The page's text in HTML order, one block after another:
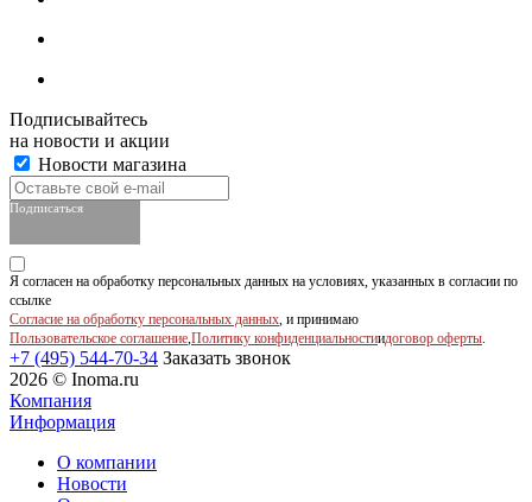
Подписывайтесь
на новости и акции
Новости магазина
Подписаться
Я согласен на обработку персональных данных на условиях, указанных в согласии по
ссылке
Согласие на обработку персональных данных, и принимаю
Пользовательское соглашение,Политику конфиденциальностиидоговор оферты.
+7 (495) 544-70-34 Заказать звонок
2026 © Inoma.ru
Компания
Информация
О компании
Новости